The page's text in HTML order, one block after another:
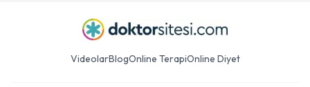
VideolarBlogOnline TerapiOnline Diyet